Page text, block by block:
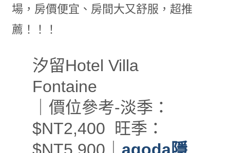
場，房價便宜、房間大又舒服，超推
薦！！！
汐留Hotel Villa
Fontaine
｜價位參考-淡季：
$NT2,400 旺季：